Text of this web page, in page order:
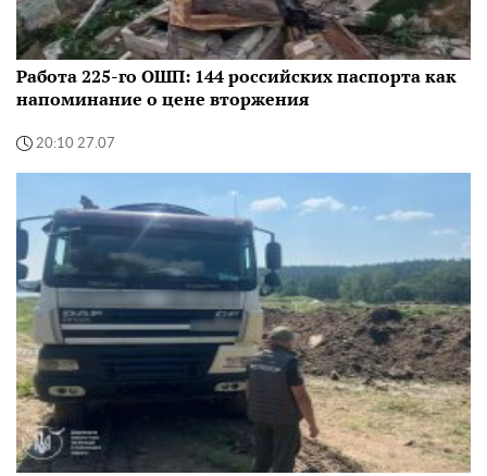
Работа 225-го ОШП: 144 российских паспорта как
напоминание о цене вторжения
20:10 27.07